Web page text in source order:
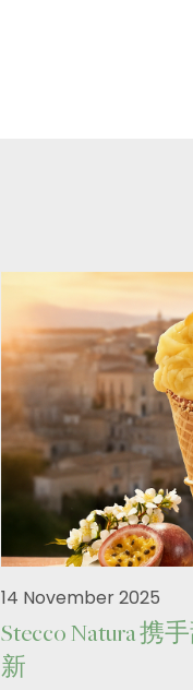
14 November 2025
Stecco Natura 携
新